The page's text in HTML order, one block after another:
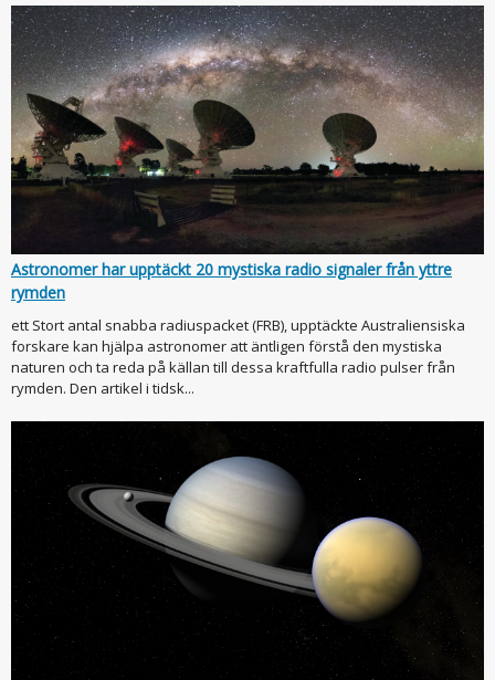
Astronomer har upptäckt 20 mystiska radio signaler från yttre
rymden
ett Stort antal snabba radiuspacket (FRB), upptäckte Australiensiska
forskare kan hjälpa astronomer att äntligen förstå den mystiska
naturen och ta reda på källan till dessa kraftfulla radio pulser från
rymden. Den artikel i tidsk...